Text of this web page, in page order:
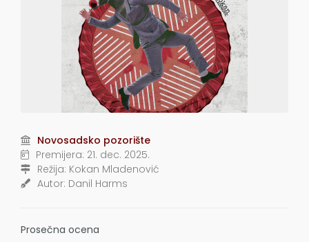
Novosadsko pozorište
Premijera: 21. dec. 2025.
Režija: Kokan Mladenović
Autor: Danil Harms
Prosečna ocena